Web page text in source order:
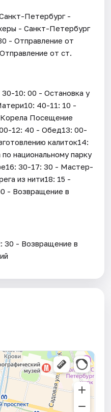
Петербург -
- Санкт-Петербург
- Отправление от
от ст.
10: 00 - Остановка у
40-11: 10 -
Посещение
12: 40 - Обед13: 00-
калиток14:
национальному парку
30-17: 30 - Мастер-
из нити18: 15 -
- Возвращение в
30 - Возвращение в